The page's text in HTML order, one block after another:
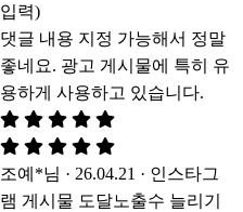
입력)
댓글 내용 지정 가능해서 정말
좋네요. 광고 게시물에 특히 유
용하게 사용하고 있습니다.
조예*님 · 26.04.21 · 인스타그
램 게시물 도달노출수 늘리기